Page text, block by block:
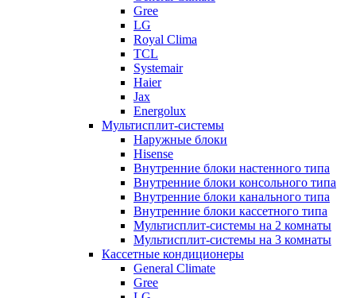
Gree
LG
Royal Clima
TCL
Systemair
Haier
Jax
Energolux
Мультисплит-системы
Наружные блоки
Hisense
Внутренние блоки настенного типа
Внутренние блоки консольного типа
Внутренние блоки канального типа
Внутренние блоки кассетного типа
Мультисплит-системы на 2 комнаты
Мультисплит-системы на 3 комнаты
Кассетные кондиционеры
General Climate
Gree